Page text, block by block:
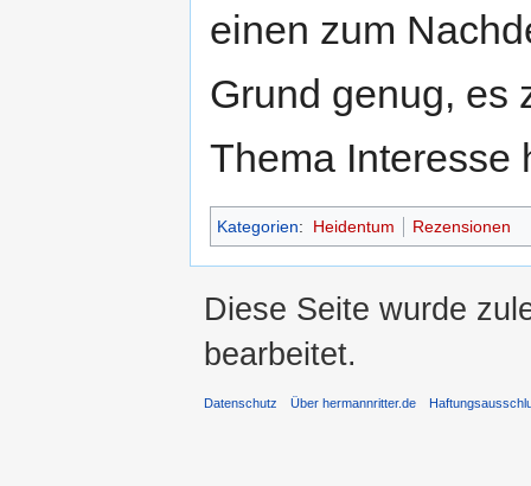
einen zum
Grund genug, es
Thema Interesse
Kategorien: Heidentum Rezensionen
Diese Seite wurde
bearbeitet.
Datenschutz Über hermannritter.de